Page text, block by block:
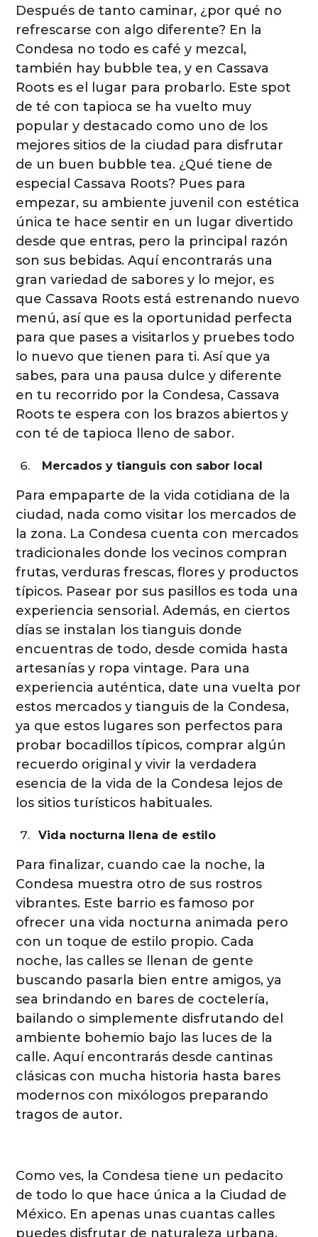
Después de tanto caminar, ¿por qué no
refrescarse con algo diferente? En la
Condesa no todo es café y mezcal,
también hay bubble tea, y en Cassava
Roots es el lugar para probarlo. Este spot
de té con tapioca se ha vuelto muy
popular y destacado como uno de los
mejores sitios de la ciudad para disfrutar
de un buen bubble tea. ¿Qué tiene de
especial Cassava Roots? Pues para
empezar, su ambiente juvenil con estética
única te hace sentir en un lugar divertido
desde que entras, pero la principal razón
son sus bebidas. Aquí encontrarás una
gran variedad de sabores y lo mejor, es
que Cassava Roots está estrenando nuevo
menú, así que es la oportunidad perfecta
para que pases a visitarlos y pruebes todo
lo nuevo que tienen para ti. Así que ya
sabes, para una pausa dulce y diferente
en tu recorrido por la Condesa, Cassava
Roots te espera con los brazos abiertos y
con té de tapioca lleno de sabor.
Mercados y tianguis con sabor local
Para empaparte de la vida cotidiana de la
ciudad, nada como visitar los mercados de
la zona. La Condesa cuenta con mercados
tradicionales donde los vecinos compran
frutas, verduras frescas, flores y productos
típicos. Pasear por sus pasillos es toda una
experiencia sensorial. Además, en ciertos
días se instalan los tianguis donde
encuentras de todo, desde comida hasta
artesanías y ropa vintage. Para una
experiencia auténtica, date una vuelta por
estos mercados y tianguis de la Condesa,
ya que estos lugares son perfectos para
probar bocadillos típicos, comprar algún
recuerdo original y vivir la verdadera
esencia de la vida de la Condesa lejos de
los sitios turísticos habituales.
Vida nocturna llena de estilo
Para finalizar, cuando cae la noche, la
Condesa muestra otro de sus rostros
vibrantes. Este barrio es famoso por
ofrecer una vida nocturna animada pero
con un toque de estilo propio. Cada
noche, las calles se llenan de gente
buscando pasarla bien entre amigos, ya
sea brindando en bares de coctelería,
bailando o simplemente disfrutando del
ambiente bohemio bajo las luces de la
calle. Aquí encontrarás desde cantinas
clásicas con mucha historia hasta bares
modernos con mixólogos preparando
tragos de autor.
Como ves, la Condesa tiene un pedacito
de todo lo que hace única a la Ciudad de
México. En apenas unas cuantas calles
puedes disfrutar de naturaleza urbana,